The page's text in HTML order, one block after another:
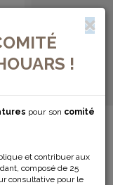
!
pour son comité
et contribuer aux
composé de 25
consultative pour le